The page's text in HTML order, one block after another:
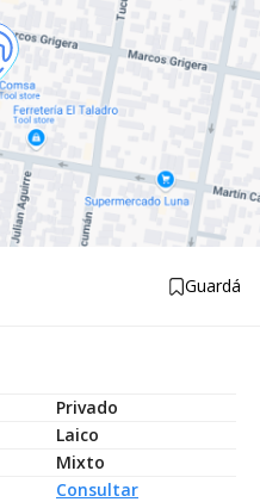
Guardá
Privado
Laico
Mixto
Consultar